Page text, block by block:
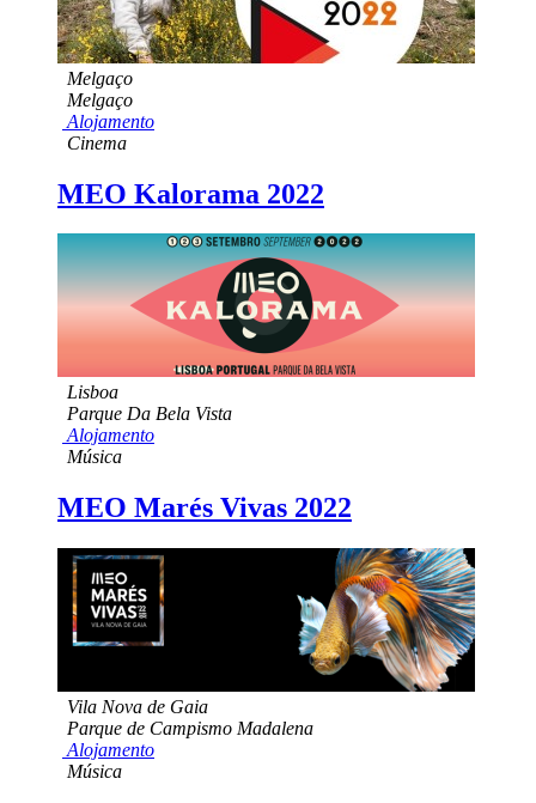
Melgaço
Melgaço
Alojamento
Cinema
MEO Kalorama 2022
Lisboa
Parque Da Bela Vista
Alojamento
Música
MEO Marés Vivas 2022
Vila Nova de Gaia
Parque de Campismo Madalena
Alojamento
Música